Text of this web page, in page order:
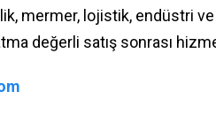
mermer, lojistik, endüstri
değerli satış sonrası